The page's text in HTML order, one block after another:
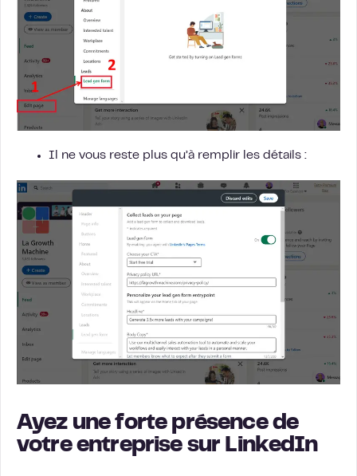
Il ne vous reste plus qu’à remplir les détails :
Ayez une forte présence de
votre entreprise sur LinkedIn